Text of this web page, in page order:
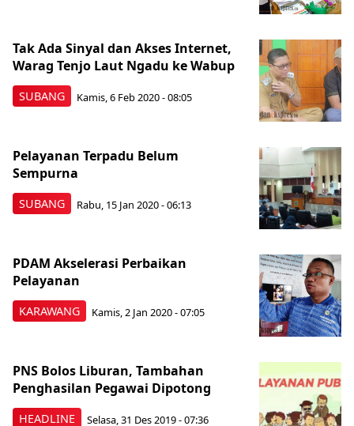
SUBANG
Tak Ada Sinyal dan Akses Internet,
Warag Tenjo Laut Ngadu ke Wabup
Kamis, 6 Feb 2020 - 08:05
SUBANG
Pelayanan Terpadu Belum
Sempurna
Rabu, 15 Jan 2020 - 06:13
KARAWANG
PDAM Akselerasi Perbaikan
Pelayanan
Kamis, 2 Jan 2020 - 07:05
HEADLINE
PNS Bolos Liburan, Tambahan
Penghasilan Pegawai Dipotong
Selasa, 31 Des 2019 - 07:36